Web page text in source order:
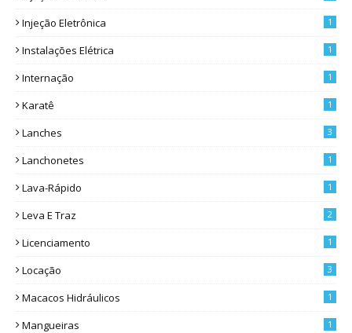
Injeção Eletrônica 1
Instalações Elétrica 1
Internação 1
Karatê 1
Lanches 3
Lanchonetes 1
Lava-Rápido 1
Leva E Traz 2
Licenciamento 1
Locação 3
Macacos Hidráulicos 1
Mangueiras 1